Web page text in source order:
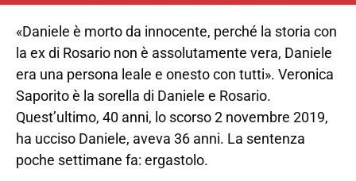
«Daniele è morto da innocente, perché la storia con
la ex di Rosario non è assolutamente vera, Daniele
era una persona leale e onesto con tutti». Veronica
Saporito è la sorella di Daniele e Rosario.
Quest’ultimo, 40 anni, lo scorso 2 novembre 2019,
ha ucciso Daniele, aveva 36 anni. La sentenza
poche settimane fa: ergastolo.